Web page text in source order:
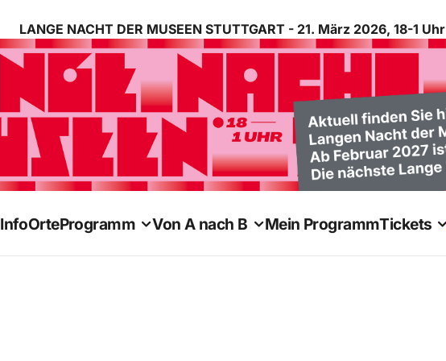
LANGE NACHT DER MUSEEN STUTTGART - 21. März 2026, 18-1 Uhr
InfoOrteProgramm Von A nach B Mein ProgrammTickets